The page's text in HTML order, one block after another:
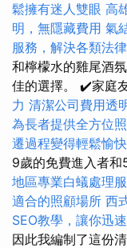
鬆擁有迷人雙眼 高
明，無隱藏費用 氣
服務，解決各類法
和檸檬水的雞尾酒
佳的選擇。 ✔️家庭
力 清潔公司費用透
為長者提供全方位
遷過程變得輕鬆愉快
9歲的免費進入者和
地區專業白蟻處理
適合的照顧場所 西
SEO教學，讓你迅
因此我編制了這份